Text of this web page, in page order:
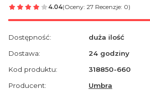
4.04(Oceny: 27 Recenzje: 0)
Dostępność:
duża ilość
Dostawa:
24 godziny
Kod produktu:
318850-660
Producent:
Umbra